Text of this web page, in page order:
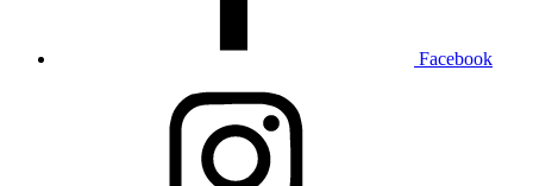
Facebook